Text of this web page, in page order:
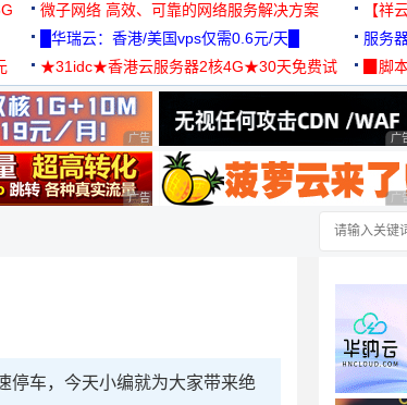
用★
微子网络 高效、可靠的网络服务解决方案
【祥
█华瑞云：香港/美国vps仅需0.6元/天█
服务
★31idc★香港云服务器2核4G★30天免费试
用◆
▉脚
19元/
广告 商业广告，理性选择 广
广告 商业广告，理性选择
停车，今天小编就为大家带来绝